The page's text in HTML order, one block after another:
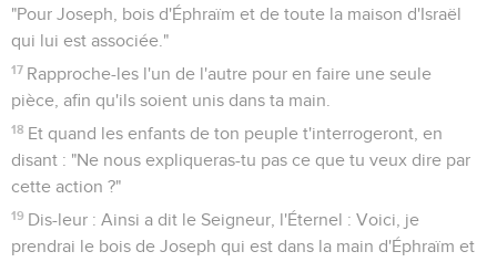
"Pour Joseph, bois d'Éphraïm et de toute la maison d'Israël
qui lui est associée."
17 Rapproche-les l'un de l'autre pour en faire une seule
pièce, afin qu'ils soient unis dans ta main.
18 Et quand les enfants de ton peuple t'interrogeront, en
disant : "Ne nous expliqueras-tu pas ce que tu veux dire par
cette action ?"
19 Dis-leur : Ainsi a dit le Seigneur, l'Éternel : Voici, je
prendrai le bois de Joseph qui est dans la main d'Éphraïm et